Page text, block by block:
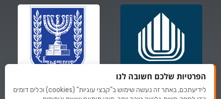
ספקים של ספקים של
הפרטיות שלכם חשובה לנו
לידיעתכם, באתר זה נעשה שימוש ב"קבצי עוגיות" (cookies) וכלים דומים